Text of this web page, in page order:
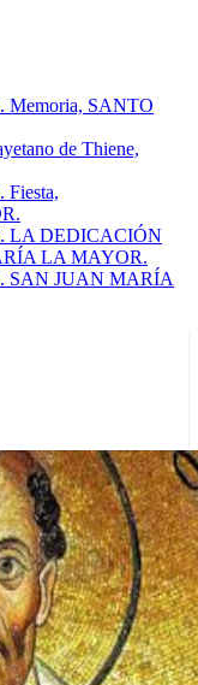
Memoria, SANTO
de Thiene,
Fiesta,
LA DEDICACIÓN
LA MAYOR.
SAN JUAN MARÍA